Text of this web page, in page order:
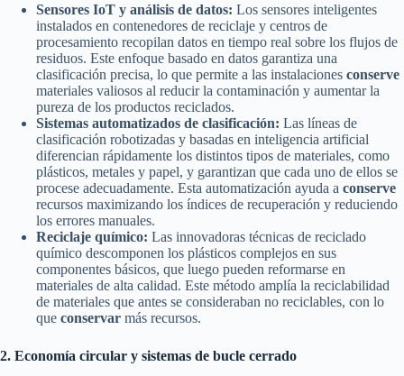
Sensores IoT y análisis de datos: Los sensores inteligentes
instalados en contenedores de reciclaje y centros de
procesamiento recopilan datos en tiempo real sobre los flujos de
residuos. Este enfoque basado en datos garantiza una
clasificación precisa, lo que permite a las instalaciones conserve
materiales valiosos al reducir la contaminación y aumentar la
pureza de los productos reciclados.
Sistemas automatizados de clasificación: Las líneas de
clasificación robotizadas y basadas en inteligencia artificial
diferencian rápidamente los distintos tipos de materiales, como
plásticos, metales y papel, y garantizan que cada uno de ellos se
procese adecuadamente. Esta automatización ayuda a conserve
recursos maximizando los índices de recuperación y reduciendo
los errores manuales.
Reciclaje químico: Las innovadoras técnicas de reciclado
químico descomponen los plásticos complejos en sus
componentes básicos, que luego pueden reformarse en
materiales de alta calidad. Este método amplía la reciclabilidad
de materiales que antes se consideraban no reciclables, con lo
que conservar más recursos.
2. Economía circular y sistemas de bucle cerrado